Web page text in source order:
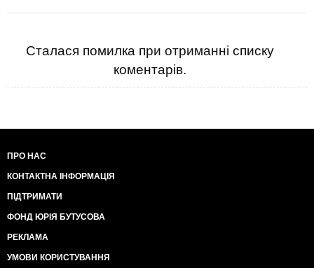
Сталася помилка при отриманні списку
коментарів.
ПРО НАС
КОНТАКТНА ІНФОРМАЦІЯ
ПІДТРИМАТИ
ФОНД ЮРІЯ БУТУСОВА
РЕКЛАМА
УМОВИ КОРИСТУВАННЯ